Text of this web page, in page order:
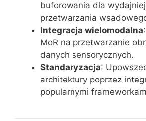
buforowania dla
przetwarzania
Integracja wielomodalna
MoR na przetwarzanie
danych sensorycznych.
Standaryzacja:
architektury poprzez
popularnymi